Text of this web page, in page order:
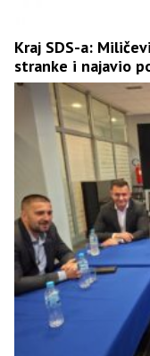
Kraj SDS-a:
stranke i najavio